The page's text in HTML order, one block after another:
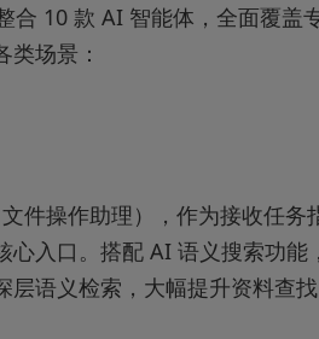
合 10 款 AI 智能体，全面覆盖
类场景：
件操作助理），作为接收任务
心入口。搭配 AI 语义搜索功能
层语义检索，大幅提升资料查找